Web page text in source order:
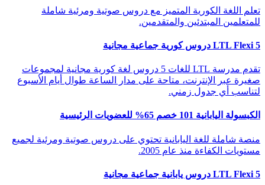
تعلم اللغة الكورية المتميز مع دروس صوتية ومرئية شاملة
للمتعلمين المبتدئين والمتقدمين.
LTL Flexi 5 دروس كورية جماعية مجانية
تقدم مدرسة LTL للغات 5 دروس لغة كورية مجانية لمجموعات
صغيرة عبر الإنترنت، متاحة على مدار الساعة طوال أيام الأسبوع
لتناسب أي جدول زمني.
الكبسولة اليابانية 101 خصم 65% للعضويات الرئيسية
منصة شاملة للغة اليابانية تحتوي على دروس صوتية ومرئية لجميع
مستويات الكفاءة منذ عام 2005.
LTL Flexi 5 دروس يابانية جماعية مجانية